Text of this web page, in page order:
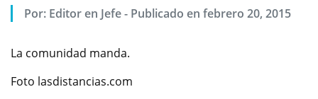
Por: Editor en Jefe- Publicado en febrero 20, 2015
La comunidad manda.
Foto lasdistancias.com